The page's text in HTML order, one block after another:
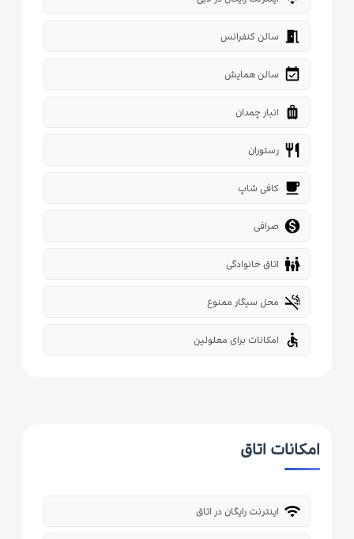
meeting_room سالن کنفرانس
event_available سالن همایش
luggage انبار چمدان
restaurant رستوران
local_cafe کافی شاپ
 صرافی
family_restroom اتاق خانوادگی
smoke_free محل سیگار ممنوع
accessible امکانات برای معلولین
امکانات اتاق
wifi اینترنت رایگان در اتاق